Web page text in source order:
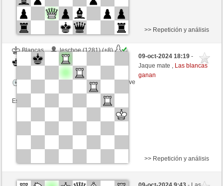
Blancas
leschoe (1281) (+8)
Negras
robpreve (1090) (-19)
Tiempo: 5 minutes/side + 5 seconds/move
Esta partida es por puntos
>> Repetición y análisis
09-oct-2024 18:19-
Jaque mate , Las blancas
ganan
Blancas
KonradKaupp (1918) (0)
>> Repetición y análisis